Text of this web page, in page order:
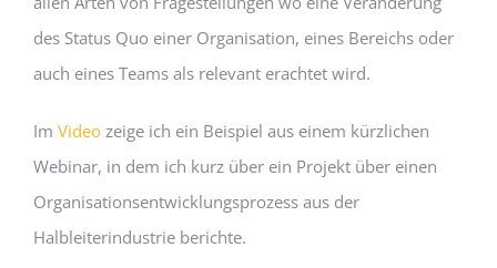
des Status Quo einer Organisation, eines Bereichs oder
auch eines Teams als relevant erachtet wird.
Im Videozeige ich ein Beispiel aus einem kürzlichen
Webinar, in dem ich kurz über ein Projekt über einen
Organisationsentwicklungsprozess aus der
Halbleiterindustrie berichte.